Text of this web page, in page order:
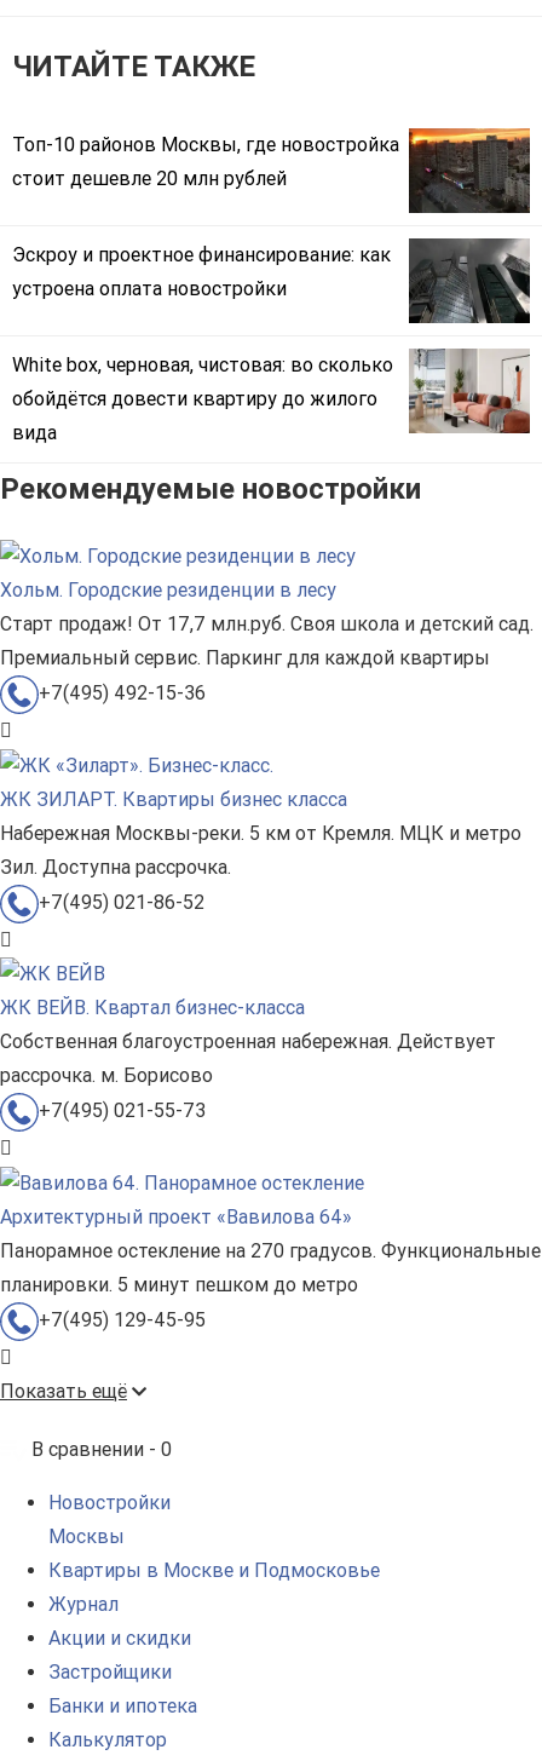
ЧИТАЙТЕ ТАКЖЕ
Топ-10 районов Москвы, где новостройка
стоит дешевле 20 млн рублей
Эскроу и проектное финансирование: как
устроена оплата новостройки
White box, черновая, чистовая: во сколько
обойдётся довести квартиру до жилого
вида
Рекомендуемые новостройки
Хольм. Городские резиденции в лесу
Старт продаж! От 17,7 млн.руб. Своя школа и детский сад.
Премиальный сервис. Паркинг для каждой квартиры
+7(495) 492-15-36
ЖК ЗИЛАРТ. Квартиры бизнес класса
Набережная Москвы-реки. 5 км от Кремля. МЦК и метро
Зил. Доступна рассрочка.
+7(495) 021-86-52
ЖК ВЕЙВ. Квартал бизнес-класса
Собственная благоустроенная набережная. Действует
рассрочка. м. Борисово
+7(495) 021-55-73
Архитектурный проект «Вавилова 64»
Панорамное остекление на 270 градусов. Функциональные
планировки. 5 минут пешком до метро
+7(495) 129-45-95
Показать ещё
В сравнении - 0
Новостройки
Москвы
Квартиры в Москве и Подмосковье
Журнал
Акции и скидки
Застройщики
Банки и ипотека
Калькулятор